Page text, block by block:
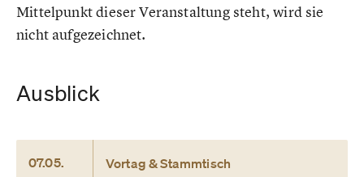
Mittelpunkt dieser Veranstaltung steht, wird sie
nicht aufgezeichnet.
Ausblick
07.05.
Vortag & Stammtisch